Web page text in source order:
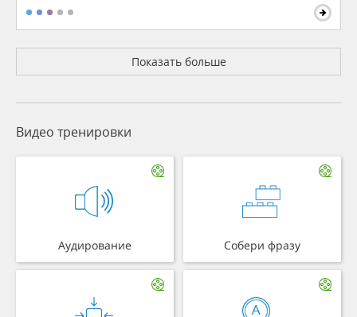
Показать больше
Видео тренировки
Аудирование Собери фразу